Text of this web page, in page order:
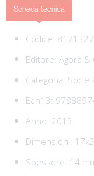
Scheda tecnica
Codice:
Editore: Agorà &
Categoria:
Ean13:
Anno: 2013
Dimensioni:
Spessore: 14